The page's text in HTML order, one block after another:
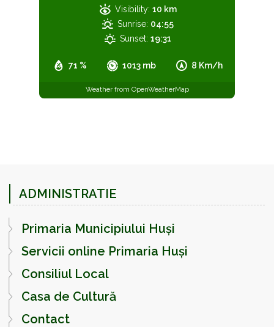
71 % 1013 mb 8 Km/h
Visibility: 10 km
Sunrise: 04:55
Sunset: 19:31
Weather from OpenWeatherMap
ADMINISTRATIE
Primaria Municipiului Huși
Servicii online Primaria Huși
Consiliul Local
Casa de Cultură
Contact